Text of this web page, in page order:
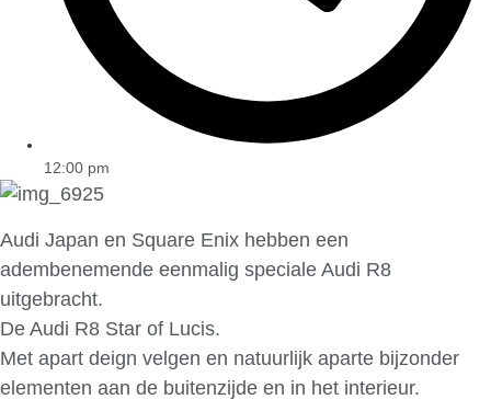
12:00 pm
Audi Japan en Square Enix hebben een
adembenemende eenmalig speciale Audi R8
uitgebracht.
De Audi R8 Star of Lucis.
Met apart deign velgen en natuurlijk aparte bijzonder
elementen aan de buitenzijde en in het interieur.